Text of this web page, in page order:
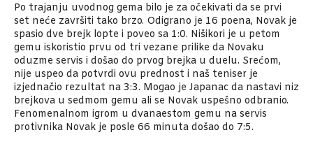
Po trajanju uvodnog gema bilo je za očekivati da se prvi
set neće završiti tako brzo. Odigrano je 16 poena, Novak je
spasio dve brejk lopte i poveo sa 1:0. Nišikori je u petom
gemu iskoristio prvu od tri vezane prilike da Novaku
oduzme servis i došao do prvog brejka u duelu. Srećom,
nije uspeo da potvrdi ovu prednost i naš teniser je
izjednačio rezultat na 3:3. Mogao je Japanac da nastavi niz
brejkova u sedmom gemu ali se Novak uspešno odbranio.
Fenomenalnom igrom u dvanaestom gemu na servis
protivnika Novak je posle 66 minuta došao do 7:5.